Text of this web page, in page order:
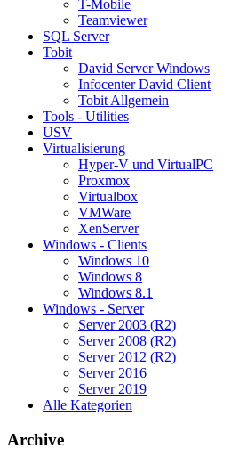
T-Mobile
Teamviewer
SQL Server
Tobit
David Server Windows
Infocenter David Client
Tobit Allgemein
Tools - Utilities
USV
Virtualisierung
Hyper-V und VirtualPC
Proxmox
Virtualbox
VMWare
XenServer
Windows - Clients
Windows 10
Windows 8
Windows 8.1
Windows - Server
Server 2003 (R2)
Server 2008 (R2)
Server 2012 (R2)
Server 2016
Server 2019
Alle Kategorien
Archive